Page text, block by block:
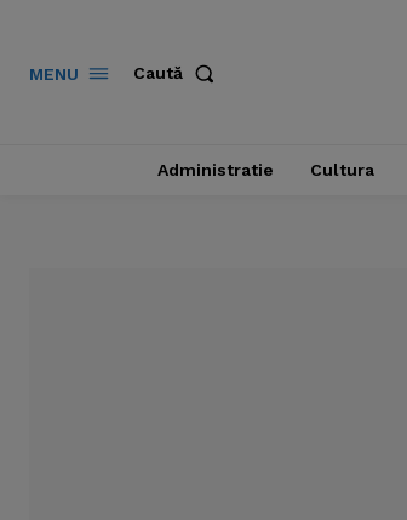
MENU Caută
Administratie Cultura